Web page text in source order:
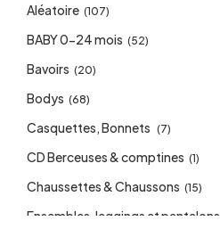
Aléatoire (107)
BABY 0-24 mois (52)
Bavoirs (20)
Bodys (68)
Casquettes, Bonnets (7)
CD Berceuses & comptines (1)
Chaussettes & Chaussons (15)
Ensembles, leggings et pantalons